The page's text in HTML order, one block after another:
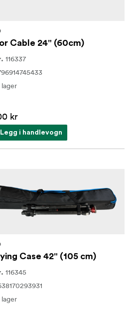
Cable 24" (60cm)
116337
lager
kr
Legg i handlevogn
Case 42" (105 cm)
116345
lager